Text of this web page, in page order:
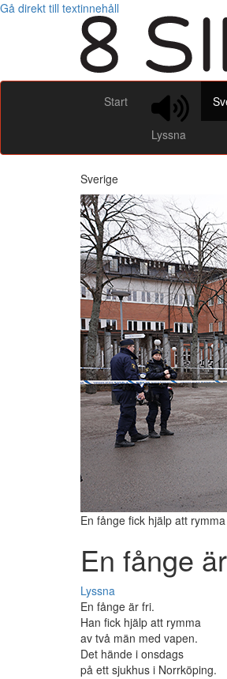
Gå direkt till textinnehåll
Start
Lyssna
Sverige
En fånge fick hjälp att
En fånge
Lyssna
En fånge är fri.
Han fick hjälp att rymma
av två män med vapen.
Det hände i onsdags
på ett sjukhus i Norrköping.